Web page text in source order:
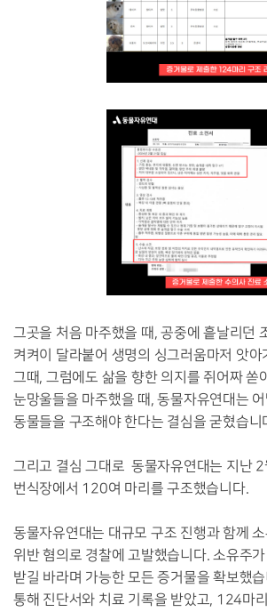
그곳을 처음 마주했을 때, 공중에 흩날리던
켜켜이 달라붙어 생명의 싱그러움마저 앗아
그때, 그럼에도 삶을 향한 의지를 쥐어짜 쏟
눈망울들을 마주했을 때, 동물자유연대는
동물들을 구조해야 한다는 결심을 굳혔습니
그리고 결심 그대로 동물자유연대는 지난
번식장에서 120여 마리를 구조했습니다.
동물자유연대는 대규모 구조 진행과 함께
위반 혐의로 경찰에 고발했습니다. 소유주
받길 바라며 가능한 모든 증거물을 확보했
통해 진단서와 치료 기록을 받았고, 124마